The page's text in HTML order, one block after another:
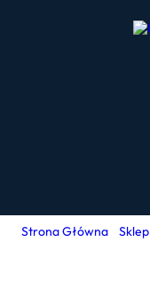
Strona Główna Sklep